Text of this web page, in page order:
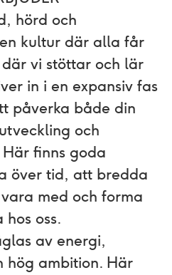
hörd och
kultur där alla får
vi stöttar och lär
in i en expansiv fas
påverka både din
och
finns goda
över tid, att bredda
med och forma
oss.
av energi,
hög ambition. Här